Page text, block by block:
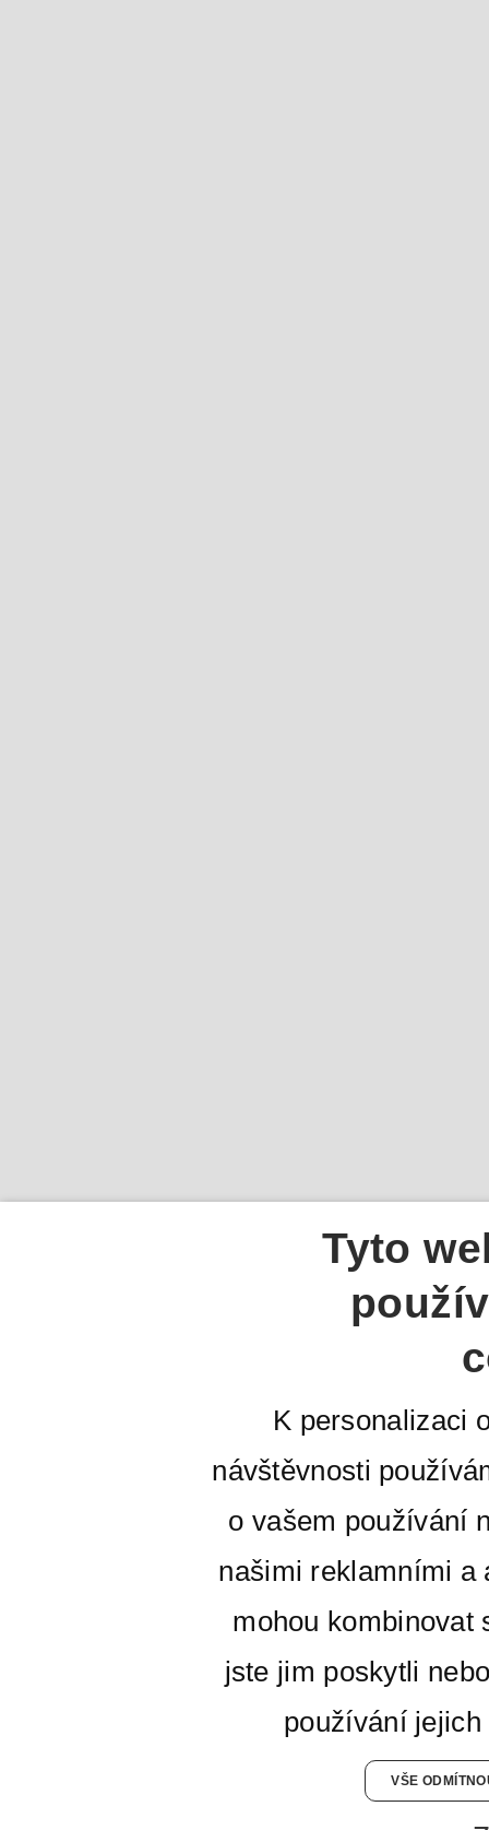
Tyto
K personalizaci
návštěvnosti
o vašem používání
našimi reklamními a
mohou kombinovat
jste jim poskytli
používání
VŠE